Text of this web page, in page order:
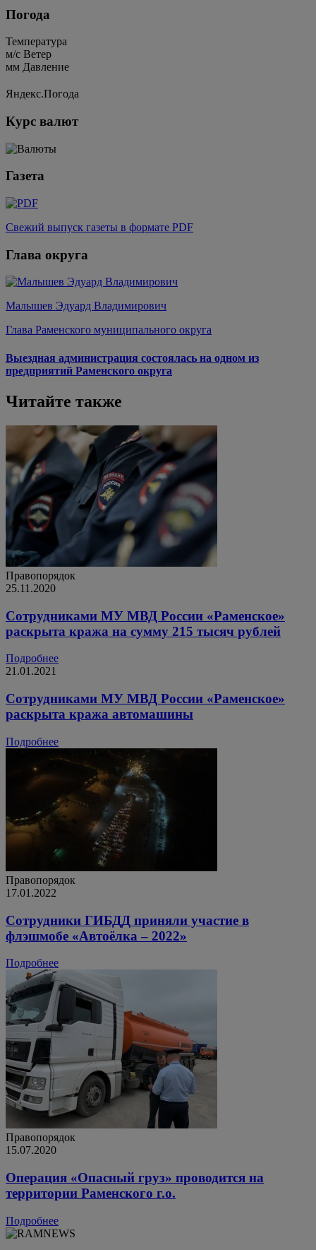
Погода
Температура
м/c Ветер
мм Давление
Яндекс.Погода
Курс валют
Газета
Свежий выпуск газеты в формате PDF
Глава округа
Малышев Эдуард Владимирович
Глава Раменского муниципального округа
Выездная администрация состоялась на одном из
предприятий Раменского округа
Читайте также
Правопорядок
25.11.2020
Сотрудниками МУ МВД России «Раменское»
раскрыта кража на сумму 215 тысяч рублей
Подробнее
21.01.2021
Сотрудниками МУ МВД России «Раменское»
раскрыта кража автомашины
Подробнее
Правопорядок
17.01.2022
Сотрудники ГИБДД приняли участие в
флэшмобе «Автоёлка – 2022»
Подробнее
Правопорядок
15.07.2020
Операция «Опасный груз» проводится на
территории Раменского г.о.
Подробнее